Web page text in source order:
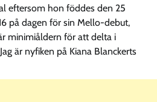
eftersom hon föddes den 25
på dagen för sin Mello-debut,
minimiåldern för att delta i
är nyfiken på Kiana Blanckerts